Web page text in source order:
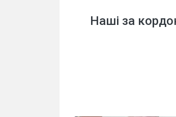
Наші за